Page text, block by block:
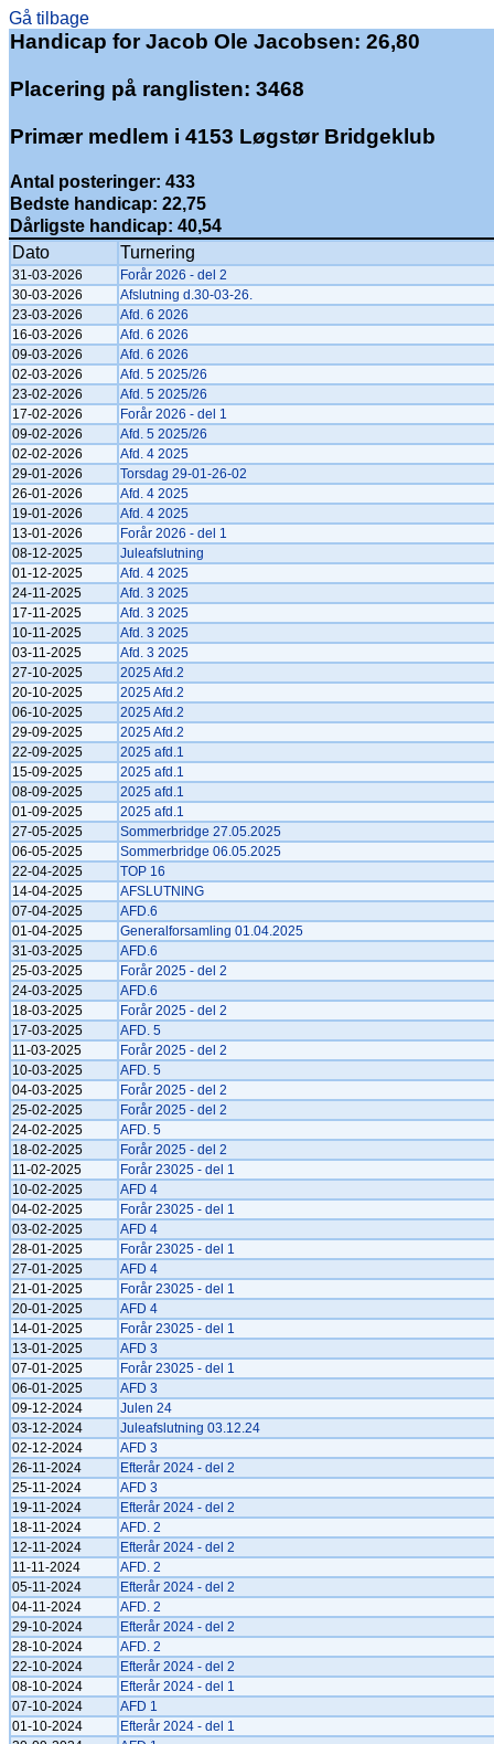
Gå tilbage
Handicap for Jacob Ole Jacobsen: 26,80
Placering på ranglisten: 3468
Primær medlem i 4153 Løgstør Bridgeklub
Antal posteringer: 433
Bedste handicap: 22,75
Dårligste handicap: 40,54
Dato
Turnering
31-03-2026
Forår 2026 - del 2
30-03-2026
Afslutning d.30-03-26.
23-03-2026
Afd. 6 2026
16-03-2026
Afd. 6 2026
09-03-2026
Afd. 6 2026
02-03-2026
Afd. 5 2025/26
23-02-2026
Afd. 5 2025/26
17-02-2026
Forår 2026 - del 1
09-02-2026
Afd. 5 2025/26
02-02-2026
Afd. 4 2025
29-01-2026
Torsdag 29-01-26-02
26-01-2026
Afd. 4 2025
19-01-2026
Afd. 4 2025
13-01-2026
Forår 2026 - del 1
08-12-2025
Juleafslutning
01-12-2025
Afd. 4 2025
24-11-2025
Afd. 3 2025
17-11-2025
Afd. 3 2025
10-11-2025
Afd. 3 2025
03-11-2025
Afd. 3 2025
27-10-2025
2025 Afd.2
20-10-2025
2025 Afd.2
06-10-2025
2025 Afd.2
29-09-2025
2025 Afd.2
22-09-2025
2025 afd.1
15-09-2025
2025 afd.1
08-09-2025
2025 afd.1
01-09-2025
2025 afd.1
27-05-2025
Sommerbridge 27.05.2025
06-05-2025
Sommerbridge 06.05.2025
22-04-2025
TOP 16
14-04-2025
AFSLUTNING
07-04-2025
AFD.6
01-04-2025
Generalforsamling 01.04.2025
31-03-2025
AFD.6
25-03-2025
Forår 2025 - del 2
24-03-2025
AFD.6
18-03-2025
Forår 2025 - del 2
17-03-2025
AFD. 5
11-03-2025
Forår 2025 - del 2
10-03-2025
AFD. 5
04-03-2025
Forår 2025 - del 2
25-02-2025
Forår 2025 - del 2
24-02-2025
AFD. 5
18-02-2025
Forår 2025 - del 2
11-02-2025
Forår 23025 - del 1
10-02-2025
AFD 4
04-02-2025
Forår 23025 - del 1
03-02-2025
AFD 4
28-01-2025
Forår 23025 - del 1
27-01-2025
AFD 4
21-01-2025
Forår 23025 - del 1
20-01-2025
AFD 4
14-01-2025
Forår 23025 - del 1
13-01-2025
AFD 3
07-01-2025
Forår 23025 - del 1
06-01-2025
AFD 3
09-12-2024
Julen 24
03-12-2024
Juleafslutning 03.12.24
02-12-2024
AFD 3
26-11-2024
Efterår 2024 - del 2
25-11-2024
AFD 3
19-11-2024
Efterår 2024 - del 2
18-11-2024
AFD. 2
12-11-2024
Efterår 2024 - del 2
11-11-2024
AFD. 2
05-11-2024
Efterår 2024 - del 2
04-11-2024
AFD. 2
29-10-2024
Efterår 2024 - del 2
28-10-2024
AFD. 2
22-10-2024
Efterår 2024 - del 2
08-10-2024
Efterår 2024 - del 1
07-10-2024
AFD 1
01-10-2024
Efterår 2024 - del 1